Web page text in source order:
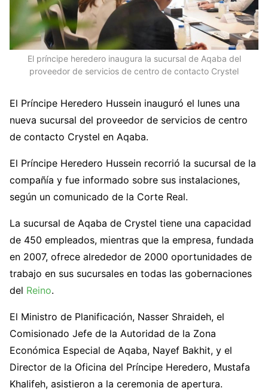
El príncipe heredero inaugura la sucursal de Aqaba del
proveedor de servicios de centro de contacto Crystel
El Príncipe Heredero Hussein inauguró el lunes una
nueva sucursal del proveedor de servicios de centro
de contacto Crystel en Aqaba.
El Príncipe Heredero Hussein recorrió la sucursal de la
compañía y fue informado sobre sus instalaciones,
según un comunicado de la Corte Real.
La sucursal de Aqaba de Crystel tiene una capacidad
de 450 empleados, mientras que la empresa, fundada
en 2007, ofrece alrededor de 2000 oportunidades de
trabajo en sus sucursales en todas las gobernaciones
del Reino.
El Ministro de Planificación, Nasser Shraideh, el
Comisionado Jefe de la Autoridad de la Zona
Económica Especial de Aqaba, Nayef Bakhit, y el
Director de la Oficina del Príncipe Heredero, Mustafa
Khalifeh, asistieron a la ceremonia de apertura.